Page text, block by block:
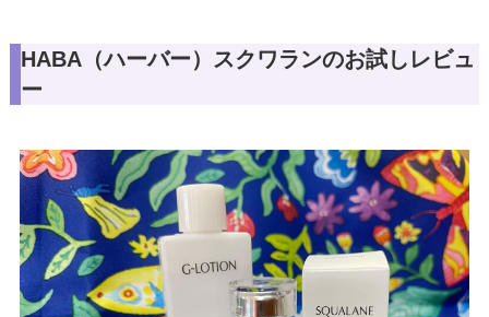
HABA（ハーバー）スクワランのお試しレビュ
ー